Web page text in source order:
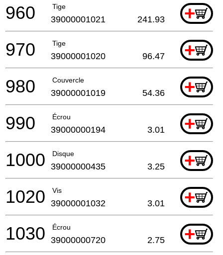
Tige +
960 39000001021 241.93
Tige +
970 39000001020 96.47
Couvercle +
980 39000001019 54.36
Écrou +
990 39000000194 3.01
Disque +
1000 39000000435 3.25
Vis +
1020 39000001032 3.01
Écrou +
1030 39000000720 2.75